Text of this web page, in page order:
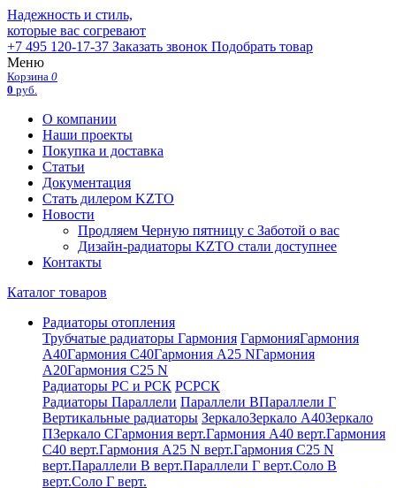
Надежность и стиль,
которые вас согревают
+7 495 120-17-37 Заказать звонок Подобрать товар
Меню
Корзина 0
0 руб.
О компании
Наши проекты
Покупка и доставка
Статьи
Документация
Стать дилером KZTO
Новости
Продляем Черную пятницу с Заботой о вас
Дизайн-радиаторы KZTO стали доступнее
Контакты
Каталог товаров
Радиаторы отопления
Трубчатые радиаторы Гармония ГармонияГармония
А40Гармония С40Гармония А25 NГармония
А20Гармония С25 N
Радиаторы РС и РСК РСРСК
Радиаторы Параллели Параллели ВПараллели Г
Вертикальные радиаторы ЗеркалоЗеркало А40Зеркало
ПЗеркало СГармония верт.Гармония А40 верт.Гармония
С40 верт.Гармония А25 N верт.Гармония С25 N
верт.Параллели В верт.Параллели Г верт.Соло В
верт.Соло Г верт.